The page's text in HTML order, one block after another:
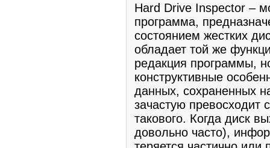
Hard Drive Inspector –
программа,
состоянием жестких
обладает той же
редакция программы,
конструктивные
данных, сохраненных
зачастую превосходит
такового. Когда диск
довольно часто),